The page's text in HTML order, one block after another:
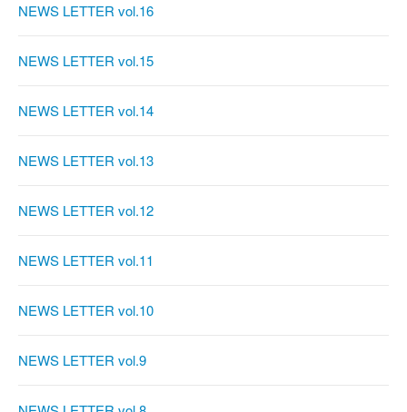
NEWS LETTER vol.16
NEWS LETTER vol.15
NEWS LETTER vol.14
NEWS LETTER vol.13
NEWS LETTER vol.12
NEWS LETTER vol.11
NEWS LETTER vol.10
NEWS LETTER vol.9